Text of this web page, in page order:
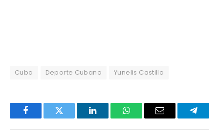
Cuba Deporte Cubano Yunelis Castillo
FacebookTwitter LinkedInWhatsAppEmail